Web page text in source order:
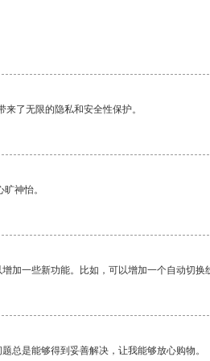
了无限的隐私和安全性保护。
神怡。
加一些新功能。比如，可以增加一个自动切
总是能够得到妥善解决，让我能够放心购物。